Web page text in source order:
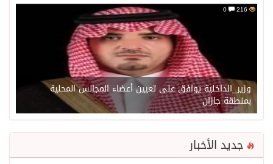
216
وزير_الداخلية يوافق على تعيين أعضاء المجالس المحلية
بمنطقة جازان
جديد الأخبار